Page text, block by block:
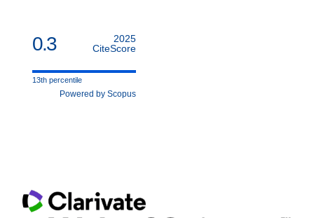
0.3
2025
CiteScore
13th percentile
Powered by Scopus